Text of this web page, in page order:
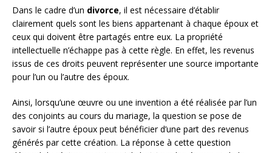
Dans le cadre d’un divorce, il est nécessaire d’établir
clairement quels sont les biens appartenant à chaque époux et
ceux qui doivent être partagés entre eux. La propriété
intellectuelle n’échappe pas à cette règle. En effet, les revenus
issus de ces droits peuvent représenter une source importante
pour l’un ou l’autre des époux.
Ainsi, lorsqu’une œuvre ou une invention a été réalisée par l’un
des conjoints au cours du mariage, la question se pose de
savoir si l’autre époux peut bénéficier d’une part des revenus
générés par cette création. La réponse à cette question